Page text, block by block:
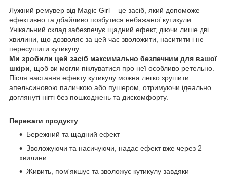
Лужний ремувер від Magic Girl – це засіб, який допоможе
ефективно та дбайливо позбутися небажаної кутикули.
Унікальний склад забезпечує щадний ефект, діючи лише дві
хвилини, що дозволяє за цей час зволожити, наситити і не
пересушити кутикулу.
Ми зробили цей засіб максимально безпечним для вашої
шкіри , щоб ви могли піклуватися про неї особливо ретельно.
Після настання ефекту кутикулу можна легко зрушити
апельсиновою паличкою або пушером, отримуючи ідеально
доглянуті нігті без пошкоджень та дискомфорту.
Переваги продукту
Бережний та щадний ефект
Зволожуючи та насичуючи, надає ефект вже через 2
хвилини.
Живить, пом'якшує та зволожує кутикулу завдяки